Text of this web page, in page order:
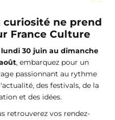
curiosité ne prend
France Culture
lundi 30 juin au dimanche
, embarquez pour un
passionnant au rythme
des festivals, de la
et des idées.
retrouverez vos rendez-